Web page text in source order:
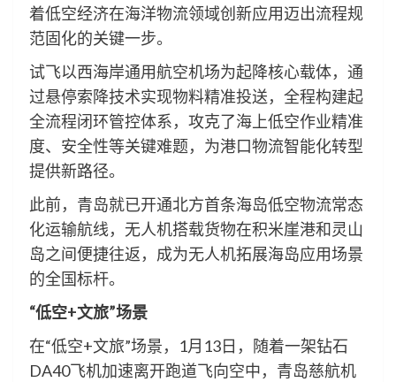
着低空经济在海洋物流领域创新应用迈出流程规
范固化的关键一步。
试飞以西海岸通用航空机场为起降核心载体，通
过悬停索降技术实现物料精准投送，全程构建起
全流程闭环管控体系，攻克了海上低空作业精准
度、安全性等关键难题，为港口物流智能化转型
提供新路径。
此前，青岛就已开通北方首条海岛低空物流常态
化运输航线，无人机搭载货物在积米崖港和灵山
岛之间便捷往返，成为无人机拓展海岛应用场景
的全国标杆。
“低空+文旅”场景
在“低空+文旅”场景，1月13日，随着一架钻石
DA40飞机加速离开跑道飞向空中，青岛慈航机